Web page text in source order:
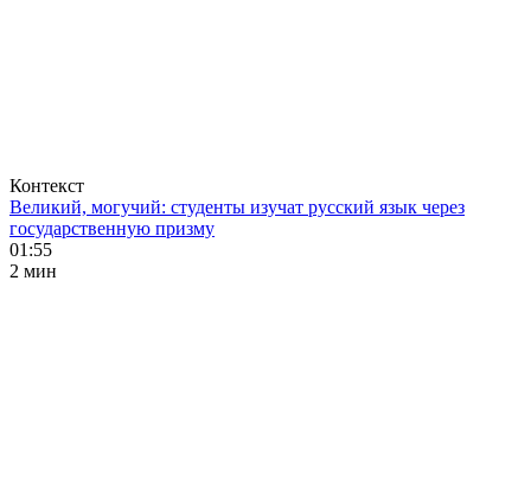
Контекст
Великий, могучий: студенты изучат русский язык через
государственную призму
01:55
2 мин